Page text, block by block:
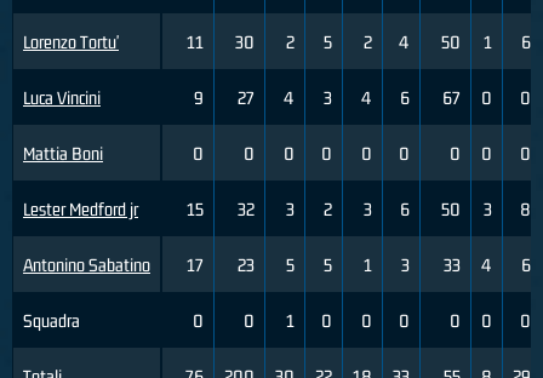
Lorenzo Tortu'
Luca Vincini
Mattia Boni
Lester Medford jr
Antonino Sabatino
Squadra
11 30 2 5 2 4 50 1 6
9 27 4 3 4 6 67 0 0
0 0 0 0 0 0 0 0 0
15 32 3 2 3 6 50 3 8
17 23 5 5 1 3 33 4 6
0 0 1 0 0 0 0 0 0